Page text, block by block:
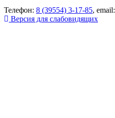
Телефон: 8 (39554) 3-17-85, email:
Версия для слабовидящих